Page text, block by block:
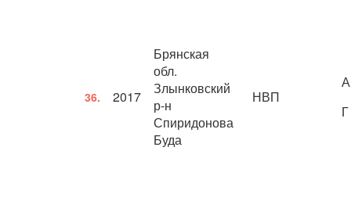
36. 2017
Брянская
обл.
Злынковский
р-н
Спиридонова
Буда
НВП
А
Г